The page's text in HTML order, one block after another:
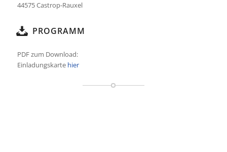
44575Castrop-Rauxel
PROGRAMM
PDF zum Download:
Einladungskarte hier